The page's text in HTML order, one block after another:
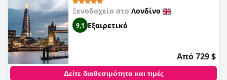
Ξενοδοχείο στο Λονδίνο
9,1 Εξαιρετικό
Από 729 $
Δείτε διαθεσιμότητα και τιμές